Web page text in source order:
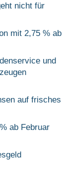
nicht für
mit 2,75 % ab
und
auf frisches
ab Februar